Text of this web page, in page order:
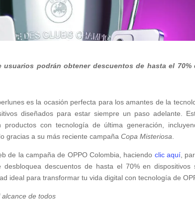
podrán obtener descuentos de hasta el 70%
es la ocasión perfecta para los amantes de la
diseñados para estar siempre un paso adelante.
productos con tecnología de última generación,
gracias a su más reciente campañaCopa Misteriosa
de la campaña de OPPO Colombia, haciendo clic aquí,
desbloquea descuentos de hasta el 70% en dispositivos
ideal para transformar tu vida digital con tecnología de
de todos